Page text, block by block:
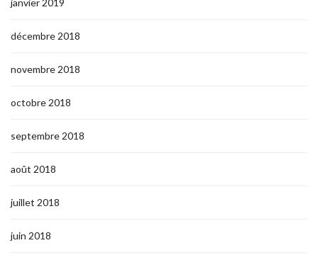
janvier 2019
décembre 2018
novembre 2018
octobre 2018
septembre 2018
août 2018
juillet 2018
juin 2018